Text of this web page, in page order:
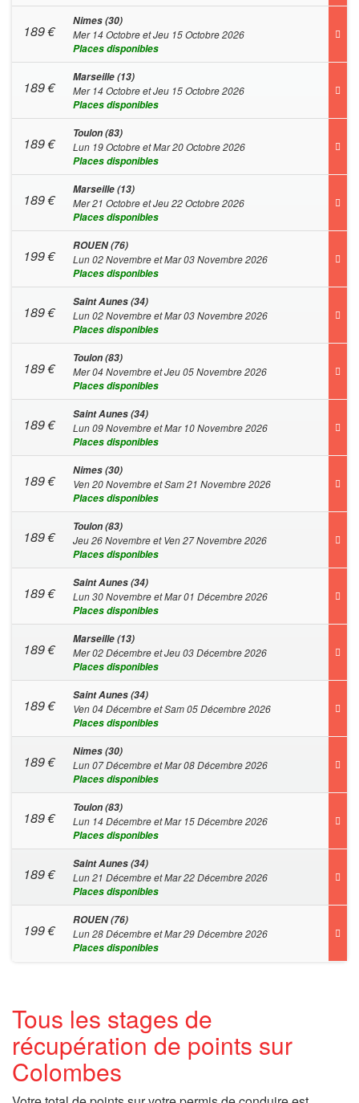
189€
Nimes (30)
Mer 14 Octobre et Jeu 15 Octobre 2026
Places disponibles
189€
Marseille (13)
Mer 14 Octobre et Jeu 15 Octobre 2026
Places disponibles
189€
Toulon (83)
Lun 19 Octobre et Mar 20 Octobre 2026
Places disponibles
189€
Marseille (13)
Mer 21 Octobre et Jeu 22 Octobre 2026
Places disponibles
199€
ROUEN (76)
Lun 02 Novembre et Mar 03 Novembre 2026
Places disponibles
189€
Saint Aunes (34)
Lun 02 Novembre et Mar 03 Novembre 2026
Places disponibles
189€
Toulon (83)
Mer 04 Novembre et Jeu 05 Novembre 2026
Places disponibles
189€
Saint Aunes (34)
Lun 09 Novembre et Mar 10 Novembre 2026
Places disponibles
189€
Nimes (30)
Ven 20 Novembre et Sam 21 Novembre 2026
Places disponibles
189€
Toulon (83)
Jeu 26 Novembre et Ven 27 Novembre 2026
Places disponibles
189€
Saint Aunes (34)
Lun 30 Novembre et Mar 01 Décembre 2026
Places disponibles
189€
Marseille (13)
Mer 02 Décembre et Jeu 03 Décembre 2026
Places disponibles
189€
Saint Aunes (34)
Ven 04 Décembre et Sam 05 Décembre 2026
Places disponibles
189€
Nimes (30)
Lun 07 Décembre et Mar 08 Décembre 2026
Places disponibles
189€
Toulon (83)
Lun 14 Décembre et Mar 15 Décembre 2026
Places disponibles
189€
Saint Aunes (34)
Lun 21 Décembre et Mar 22 Décembre 2026
Places disponibles
199€
ROUEN (76)
Lun 28 Décembre et Mar 29 Décembre 2026
Places disponibles
Tous les stages de
récupération de points sur
Colombes